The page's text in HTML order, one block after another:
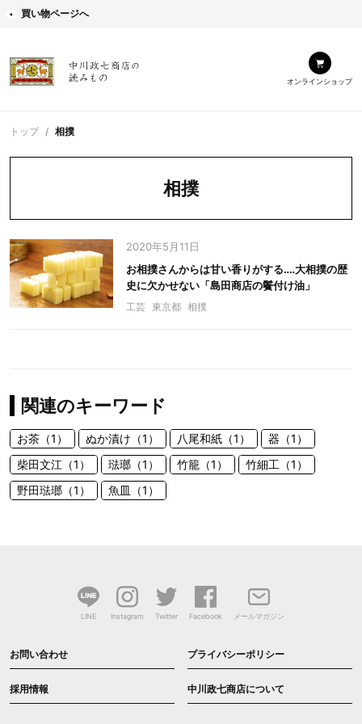
買い物ページへ
オンラインショップ
トップ 相撲
相撲
2020年5月11日
お相撲さんからは甘い香りがする‥‥大相撲の歴
史に欠かせない「島田商店の鬢付け油」
工芸 東京都 相撲
関連のキーワード
お茶（1） ぬか漬け（1） 八尾和紙（1）
器（1）
柴田文江（1）
琺瑯（1） 竹籠（1）
竹細工（1）
野田琺瑯（1）
魚皿（1）
LINE Instagram Twitter Facebook メールマガジン
お問い合わせ プライバシーポリシー
採用情報 中川政七商店について